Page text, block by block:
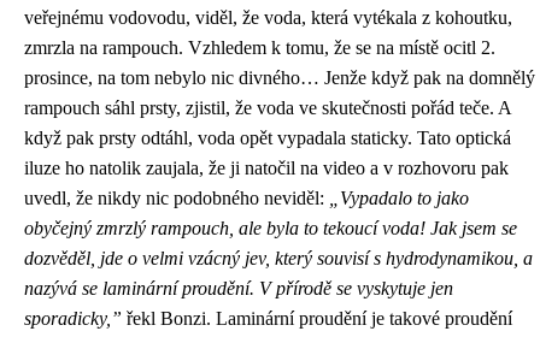
veřejnému vodovodu, viděl, že voda, která vytékala z kohoutku,
zmrzla na rampouch. Vzhledem k tomu, že se na místě ocitl 2.
prosince, na tom nebylo nic divného… Jenže když pak na domnělý
rampouch sáhl prsty, zjistil, že voda ve skutečnosti pořád teče. A
když pak prsty odtáhl, voda opět vypadala staticky. Tato optická
iluze ho natolik zaujala, že ji natočil na video a v rozhovoru pak
uvedl, že nikdy nic podobného neviděl: „Vypadalo to jako
obyčejný zmrzlý rampouch, ale byla to tekoucí voda! Jak jsem se
dozvěděl, jde o velmi vzácný jev, který souvisí s hydrodynamikou, a
nazývá se laminární proudění. V přírodě se vyskytuje jen
sporadicky,” řekl Bonzi. Laminární proudění je takové proudění